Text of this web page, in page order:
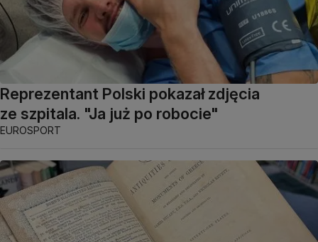
Reprezentant Polski pokazał zdjęcia
ze szpitala. "Ja już po robocie"
EUROSPORT